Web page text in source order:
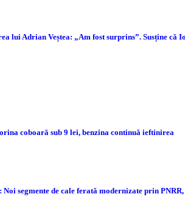
lui Adrian Veștea: „Am fost surprins”. Susține că
coboară sub 9 lei, benzina continuă ieftinirea
segmente de cale ferată modernizate prin